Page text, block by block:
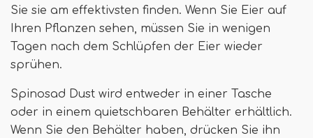
Sie sie am effektivsten finden. Wenn Sie Eier auf
Ihren Pflanzen sehen, müssen Sie in wenigen
Tagen nach dem Schlüpfen der Eier wieder
sprühen.
Spinosad Dust wird entweder in einer Tasche
oder in einem quietschbaren Behälter erhältlich.
Wenn Sie den Behälter haben, drücken Sie ihn